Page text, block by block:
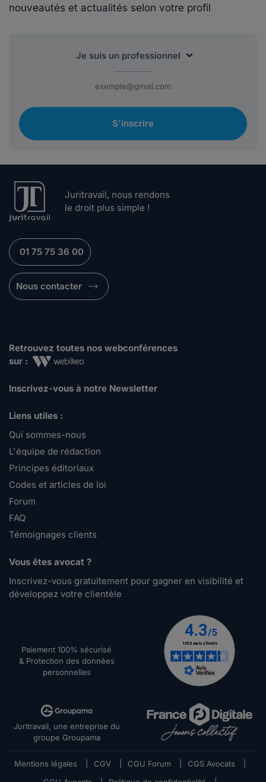
nouveautés et actualités selon votre profil
S'inscrire
Juritravail, nous rendons
le droit plus simple !
01 75 75 36 00
Nous contacter
Retrouvez toutes nos webconférences
sur :
Inscrivez-vous à notre Newsletter
Liens utiles :
Qui sommes-nous
L'équipe de rédaction
Principes éditoriaux
Codes et articles de loi
Forum
FAQ
Témoignages clients
Vous êtes avocat ?
Inscrivez-vous gratuitement pour gagner en visibilité et
développez votre clientèle
Paiement 100% sécurisé
& Protection des données
personnelles
Juritravail, une entreprise du
groupe Groupama
Mentions légales CGV CGU Forum CGS Avocats